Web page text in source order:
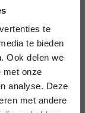
te
te bieden
Ook delen we
met onze
analyse. Deze
met andere